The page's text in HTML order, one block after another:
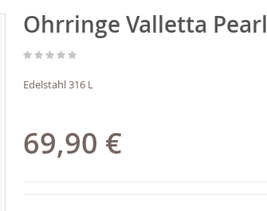
Ohrringe Valletta Pearl
Edelstahl 316 L
69,90 €